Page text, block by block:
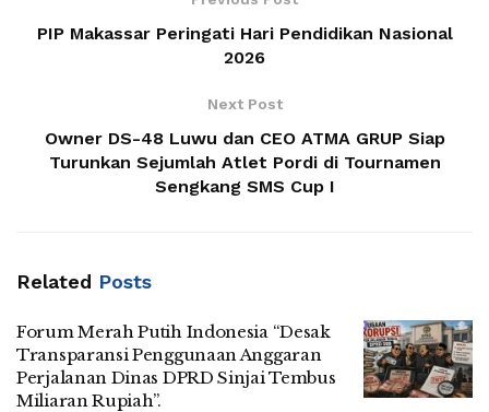
PIP Makassar Peringati Hari Pendidikan Nasional
2026
Next Post
Owner DS-48 Luwu dan CEO ATMA GRUP Siap
Turunkan Sejumlah Atlet Pordi di Tournamen
Sengkang SMS Cup I
Related Posts
Forum Merah Putih Indonesia “Desak
Transparansi Penggunaan Anggaran
Perjalanan Dinas DPRD Sinjai Tembus
Miliaran Rupiah”.